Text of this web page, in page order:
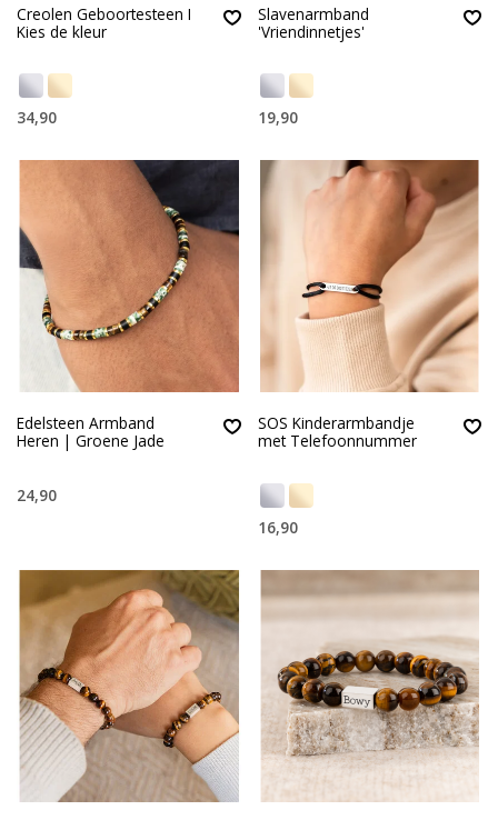
Creolen Geboortesteen I
Kies de kleur
34,90
Slavenarmband
'Vriendinnetjes'
19,90
Edelsteen Armband
Heren | Groene Jade
24,90
SOS Kinderarmbandje
met Telefoonnummer
16,90